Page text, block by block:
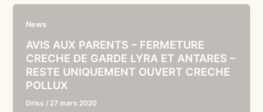
News
AVIS AUX PARENTS – FERMETURE
CRECHE DE GARDE LYRA ET ANTARES –
RESTE UNIQUEMENT OUVERT CRECHE
POLLUX
Driss / 27 mars 2020